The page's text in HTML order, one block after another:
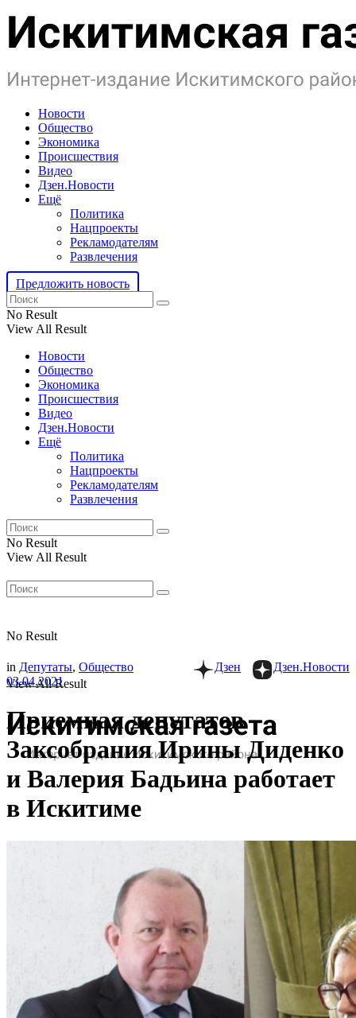
Новости
Общество
Экономика
Происшествия
Видео
Дзен.Новости
Ещё
Политика
Нацпроекты
Рекламодателям
Развлечения
Предложить новость
No Result
View All Result
Новости
Общество
Экономика
Происшествия
Видео
Дзен.Новости
Ещё
Политика
Нацпроекты
Рекламодателям
Развлечения
No Result
View All Result
No Result
View All Result
Дзен.Новости
Дзен
in Депутаты, Общество
03.04.2021
Приемная депутатов
Заксобрания Ирины Диденко
и Валерия Бадьина работает
в Искитиме